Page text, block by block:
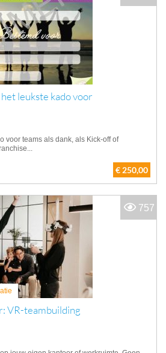
leukste kado voor
voor teams als dank, als Kick-off of
€ 250,00
VR-teambuilding
757